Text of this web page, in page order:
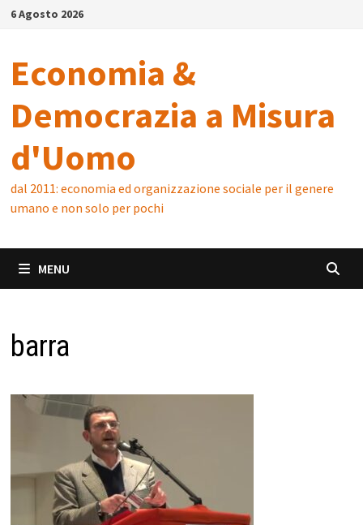
Skip6 Agosto 2026
Economia &
Democrazia a Misura
d'Uomo
dal 2011: economia ed organizzazione sociale per il genere
umano e non solo per pochi
MENU
barra